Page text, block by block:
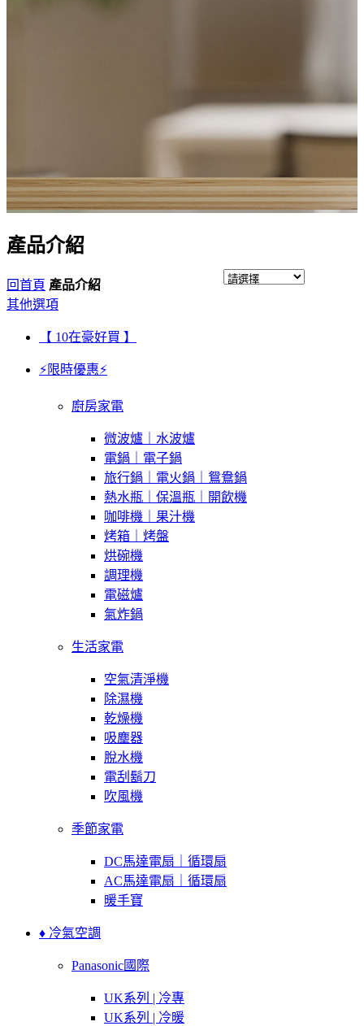
產品介紹
回首頁 產品介紹
其他選項
【 10在豪好買 】
⚡限時優惠⚡
廚房家電
微波爐｜水波爐
電鍋｜電子鍋
旅行鍋｜電火鍋｜鴛鴦鍋
熱水瓶｜保溫瓶｜開飲機
咖啡機｜果汁機
烤箱｜烤盤
烘碗機
調理機
電磁爐
氣炸鍋
生活家電
空氣清淨機
除濕機
乾燥機
吸塵器
脫水機
電刮鬍刀
吹風機
季節家電
DC馬達電扇｜循環扇
AC馬達電扇｜循環扇
暖手寶
♦ 冷氣空調
Panasonic國際
UK系列 | 冷專
UK系列 | 冷暖